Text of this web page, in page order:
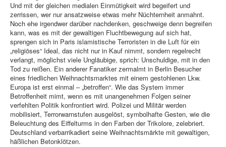
Und mit der gleichen medialen Einmütigkeit wird begeifert und
zerrissen, wer nur ansatzweise etwas mehr Nüchternheit anmahnt.
Noch ehe irgendwer darüber nachdenken, geschweige denn begreifen
kann, was es mit der gewaltigen Fluchtbewegung auf sich hat,
sprengen sich in Paris islamistische Terroristen in die Luft für ein
„religiöses“ Ideal, das nicht nur in Kauf nimmt, sondern regelrecht
verlangt, möglichst viele Ungläubige, sprich: Unschuldige, mit in den
Tod zu reißen. Ein anderer Fanatiker zermalmt in Berlin Besucher
eines friedlichen Weihnachtsmarktes mit einem gestohlenen Lkw.
Europa ist erst einmal – „betroffen“. Wie das System immer
Betroffenheit mimt, wenn es mit unangenehmen Folgen seiner
verfehlten Politik konfrontiert wird. Polizei und Militär werden
mobilisiert, Terrorwarnstufen ausgelöst, symbolhafte Gesten, wie die
Beleuchtung des Eiffelturms in den Farben der Trikolore, zelebriert.
Deutschland verbarrikadiert seine Weihnachtsmärkte mit gewaltigen,
häßlichen Betonklötzen.